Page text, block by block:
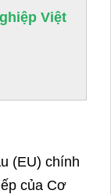
Việt
(EU) chính
của Cơ